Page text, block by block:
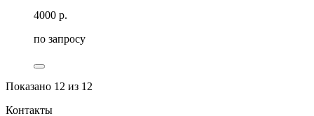
4000 р.
по запросу
Показано 12 из 12
Контакты